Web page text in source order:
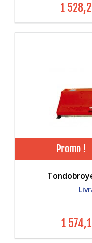
1
Promo !
1